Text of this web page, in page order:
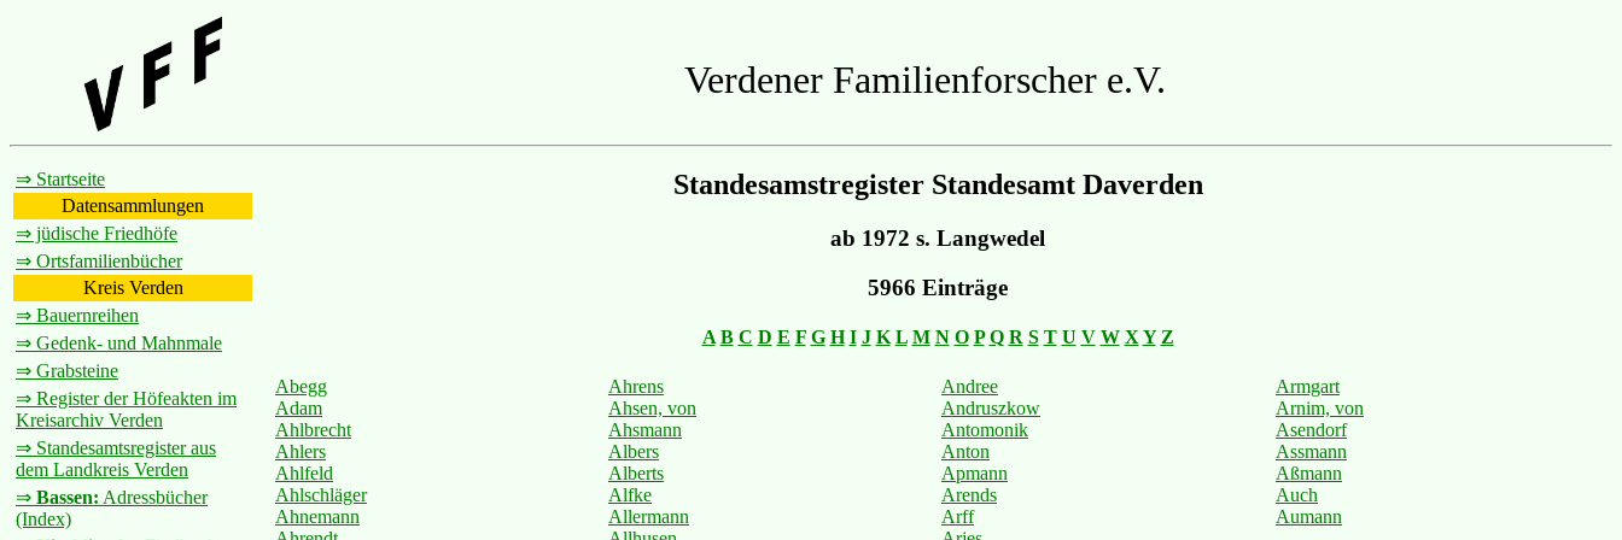
Verdener Familienforscher e.V.
⇒ Startseite
Datensammlungen
⇒ jüdische Friedhöfe
⇒ Ortsfamilienbücher
Kreis Verden
⇒ Bauernreihen
⇒ Gedenk- und Mahnmale
⇒ Grabsteine
⇒ Register der Höfeakten im
Kreisarchiv Verden
⇒ Standesamtsregister aus
dem Landkreis Verden
⇒ Bassen: Adressbücher
(Index)
Standesamstregister Standesamt Daverden
ab 1972 s. Langwedel
5966 Einträge
A B C D E F G H I J K L M N O P Q R S T U V W X Y Z
Abegg
Adam
Ahlbrecht
Ahlers
Ahlfeld
Ahlschläger
Ahnemann
Ahrens
Ahsen, von
Ahsmann
Albers
Alberts
Alfke
Allermann
Andree
Andruszkow
Antomonik
Anton
Apmann
Arends
Arff
Armgart
Arnim, von
Asendorf
Assmann
Aßmann
Auch
Aumann